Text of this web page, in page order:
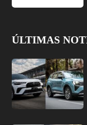
ÚLTIMAS